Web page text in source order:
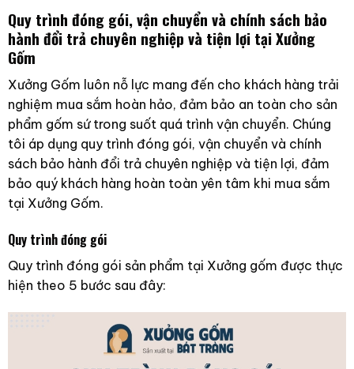
Quy trình đóng gói, vận chuyển và chính sách bảo
hành đổi trả chuyên nghiệp và tiện lợi tại Xưởng
Gốm
Xưởng Gốm luôn nỗ lực mang đến cho khách hàng trải
nghiệm mua sắm hoàn hảo, đảm bảo an toàn cho sản
phẩm gốm sứ trong suốt quá trình vận chuyển. Chúng
tôi áp dụng quy trình đóng gói, vận chuyển và chính
sách bảo hành đổi trả chuyên nghiệp và tiện lợi, đảm
bảo quý khách hàng hoàn toàn yên tâm khi mua sắm
tại Xưởng Gốm.
Quy trình đóng gói
Quy trình đóng gói sản phẩm tại Xưởng gốm được thực
hiện theo 5 bước sau đây: